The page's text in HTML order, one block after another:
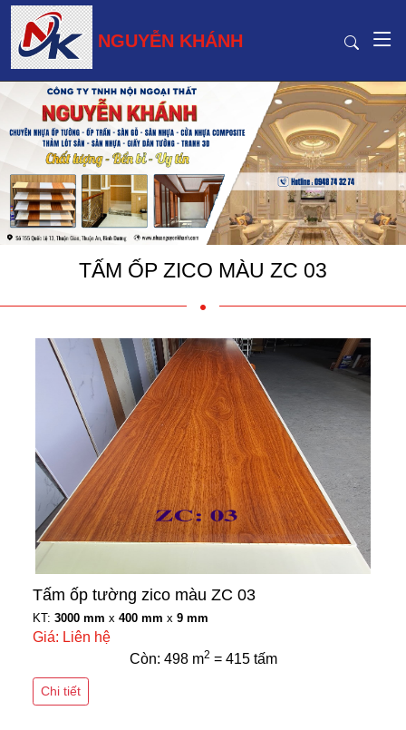
NGUYỄN KHÁNH
TẤM ỐP ZICO MÀU ZC 03
Tấm ốp tường zico màu ZC 03
KT: 3000 mm x 400 mm x 9 mm
Giá: Liên hệ
Còn: 498 m2 = 415 tấm
Chi tiết